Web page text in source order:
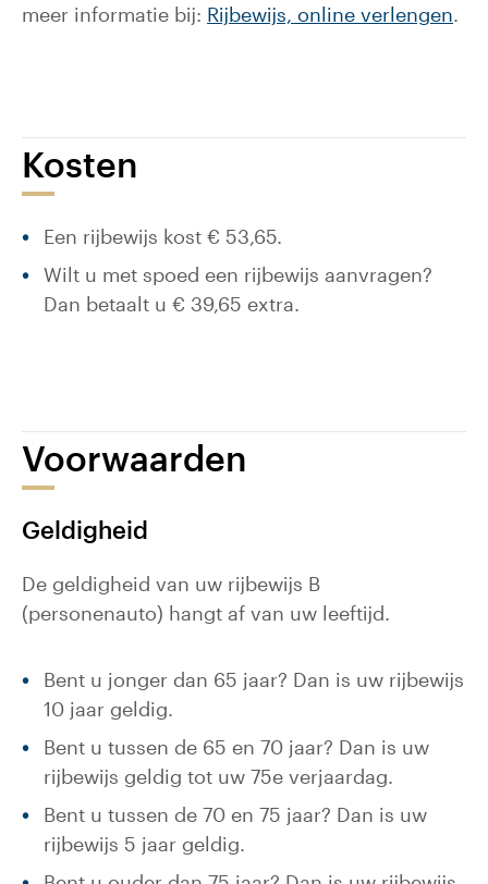
meer informatie bij: Rijbewijs, online verlengen.
Kosten
Een rijbewijs kost € 53,65.
Wilt u met spoed een rijbewijs aanvragen?
Dan betaalt u € 39,65 extra.
Voorwaarden
Geldigheid
De geldigheid van uw rijbewijs B
(personenauto) hangt af van uw leeftijd.
Bent u jonger dan 65 jaar? Dan is uw rijbewijs
10 jaar geldig.
Bent u tussen de 65 en 70 jaar? Dan is uw
rijbewijs geldig tot uw 75e verjaardag.
Bent u tussen de 70 en 75 jaar? Dan is uw
rijbewijs 5 jaar geldig.